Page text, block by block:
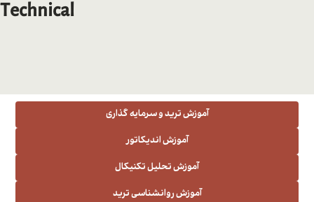
Technical
آموزش روانشناسی ترید
آموزش تحلیل تکنیکال
آموزش اندیکاتور
آموزش ترید و سرمایه گذاری